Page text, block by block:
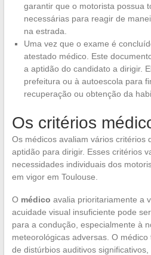
garantir que o motorista possua
necessárias para reagir de
na estrada.
Uma vez que o exame é
atestado médico. Este
a aptidão do candidato a dirigir.
prefeitura ou à autoescola para
recuperação ou obtenção da
Os critérios
Os médicos avaliam vários critérios
aptidão para dirigir. Esses critérios
necessidades individuais dos
em vigor em Toulouse.
O médico avalia prioritariamente a
acuidade visual insuficiente pode
para a condução, especialmente à
meteorológicas adversas. O
de distúrbios auditivos